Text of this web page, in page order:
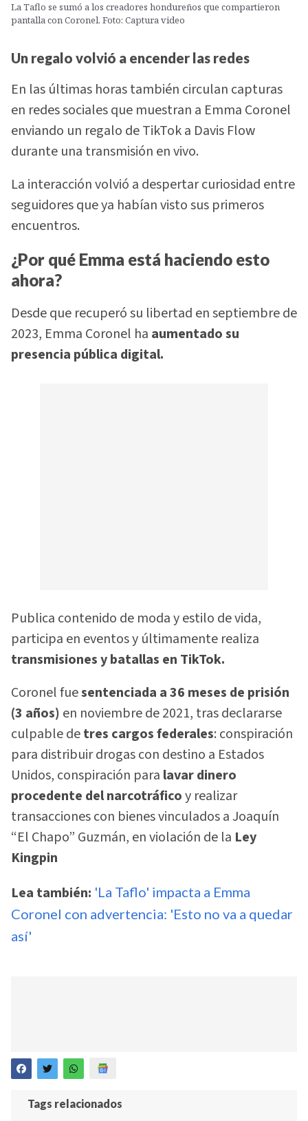
La Taflo se sumó a los creadores hondureños que compartieron
pantalla con Coronel. Foto: Captura video
Un regalo volvió a encender las redes
En las últimas horas también circulan capturas
en redes sociales que muestran a Emma Coronel
enviando un regalo de TikTok a Davis Flow
durante una transmisión en vivo.
La interacción volvió a despertar curiosidad entre
seguidores que ya habían visto sus primeros
encuentros.
¿Por qué Emma está haciendo esto
ahora?
Desde que recuperó su libertad en septiembre de
2023, Emma Coronel ha aumentado su
presencia pública digital.
Publica contenido de moda y estilo de vida,
participa en eventos y últimamente realiza
transmisiones y batallas en TikTok.
Coronel fuesentenciada a 36 meses de prisión
(3 años) en noviembre de 2021, tras declararse
culpable detres cargos federales: conspiración
para distribuir drogas con destino a Estados
Unidos, conspiración para lavar dinero
procedente del narcotráficoy realizar
transacciones con bienes vinculados a Joaquín
“El Chapo” Guzmán, en violación de la Ley
Kingpin
Lea también: 'La Taflo' impacta a Emma
Coronel con advertencia: 'Esto no va a quedar
así'
Tags relacionados